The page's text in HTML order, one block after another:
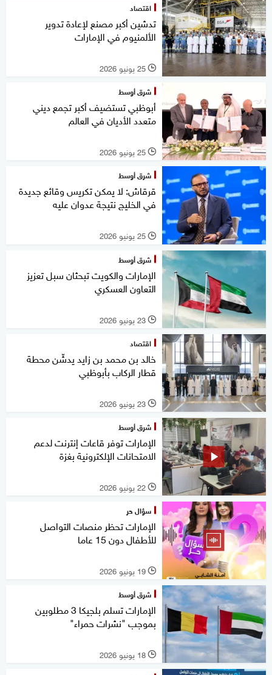
اقتصاد
تدشين أكبر مصنع لإعادة تدوير
الألمنيوم في الإمارات
l 25 يونيو 2026
شرق أوسط
أبوظبي تستضيف أكبر تجمع ديني
متعدد الأديان في العالم
l 25 يونيو 2026
شرق أوسط
قرقاش: لا يمكن تكريس وقائع جديدة
في الخليج نتيجة عدوان عليه
l 25 يونيو 2026
شرق أوسط
الإمارات والكويت تبحثان سبل تعزيز
التعاون العسكري
l 23 يونيو 2026
اقتصاد
خالد بن محمد بن زايد يدشّن محطة
قطار الركاب بأبوظبي
l 23 يونيو 2026
شرق أوسط
الإمارات توفر قاعات إنترنت لدعم
الامتحانات الإلكترونية بغزة
l 22 يونيو 2026
سؤال حر
الإمارات تحظر منصات التواصل
للأطفال دون 15 عاما
l 19 يونيو 2026
شرق أوسط
الإمارات تسلم بلجيكا 3 مطلوبين
بموجب "نشرات حمراء"
l 18 يونيو 2026